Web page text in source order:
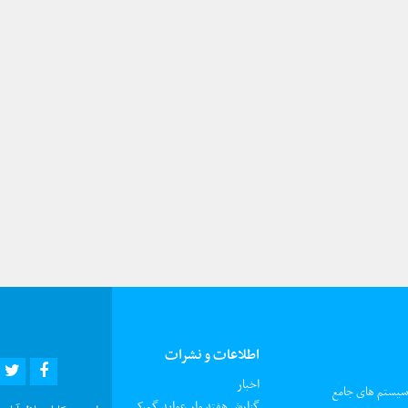
های جامع
اطلاعات و نشرات
اخبار